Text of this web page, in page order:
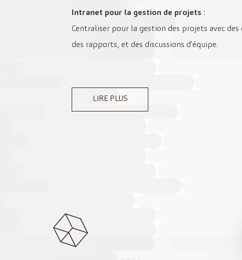
Intranet pour la gestion de projets :
Centraliser pour la gestion des projets avec
des rapports, et des discussions d’équipe.
LIRE PLUS